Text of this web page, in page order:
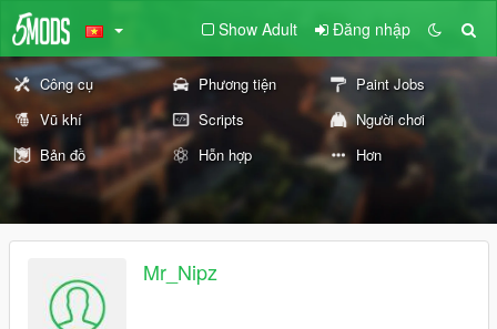
Show Adult Đăng nhập
Công cụ Phương tiện
Paint Jobs
Vũ khí
Scripts
Người chơi
Bản đồ
Hỗn hợp Hơn
Mr_Nipz